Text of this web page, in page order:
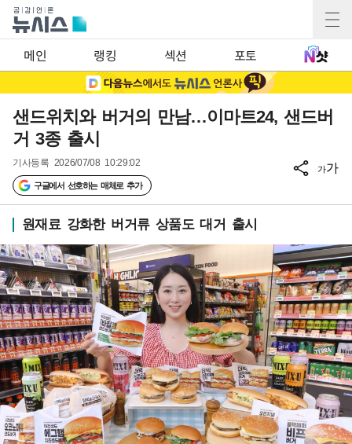
메인 랭킹 섹션 포토
샌드위치와 버거의 만남…이마트24, 샌드버
거 3종 출시
기사등록 2026/07/08 10:29:02
구글에서 선호하는 매체로 추가
가가
원재료 강화한 버거류 상품도 대거 출시